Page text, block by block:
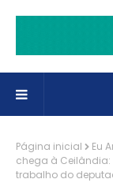
Página inicial Eu
chega à
trabalho do